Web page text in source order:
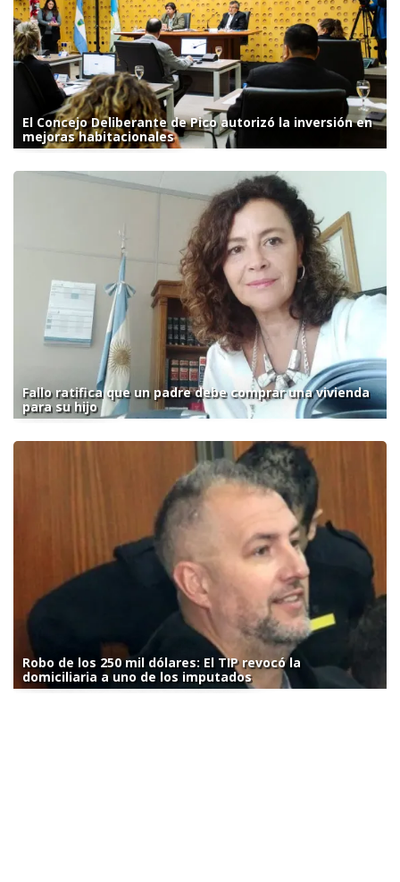
El Concejo Deliberante de Pico autorizó la inversión en
mejoras habitacionales
Fallo ratifica que un padre debe comprar una vivienda
para su hijo
Robo de los 250 mil dólares: El TIP revocó la
domiciliaria a uno de los imputados